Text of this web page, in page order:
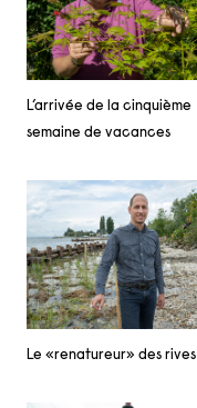
L’arrivée de la cinquième
semaine de vacances
Le «renatureur» des rives